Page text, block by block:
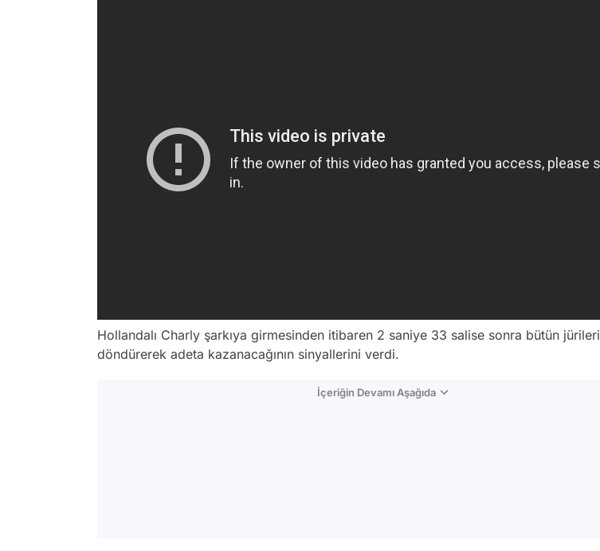
Hollandalı Charly şarkıya girmesinden itibaren 2 saniye 33 salise sonra bütün jürileri
döndürerek adeta kazanacağının sinyallerini verdi.
İçeriğin Devamı Aşağıda